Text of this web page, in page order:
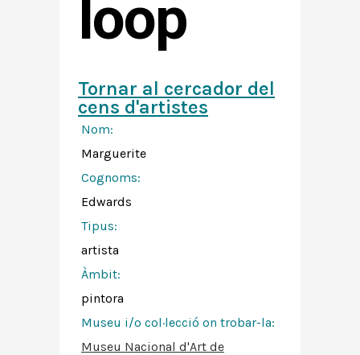
loop
Tornar al cercador del
cens d'artistes
Nom:
Marguerite
Cognoms:
Edwards
Tipus:
artista
Àmbit:
pintora
Museu i/o col·lecció on trobar-la:
Museu Nacional d'Art de